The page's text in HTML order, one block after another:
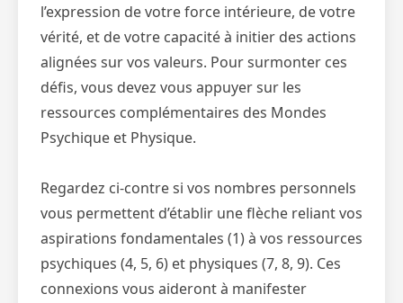
l’expression de votre force intérieure, de votre
vérité, et de votre capacité à initier des actions
alignées sur vos valeurs. Pour surmonter ces
défis, vous devez vous appuyer sur les
ressources complémentaires des Mondes
Psychique et Physique.
Regardez ci-contre si vos nombres personnels
vous permettent d’établir une flèche reliant vos
aspirations fondamentales (1) à vos ressources
psychiques (4, 5, 6) et physiques (7, 8, 9). Ces
connexions vous aideront à manifester